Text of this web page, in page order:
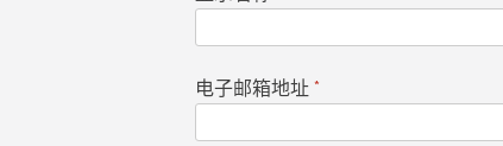
电子邮箱地址 *